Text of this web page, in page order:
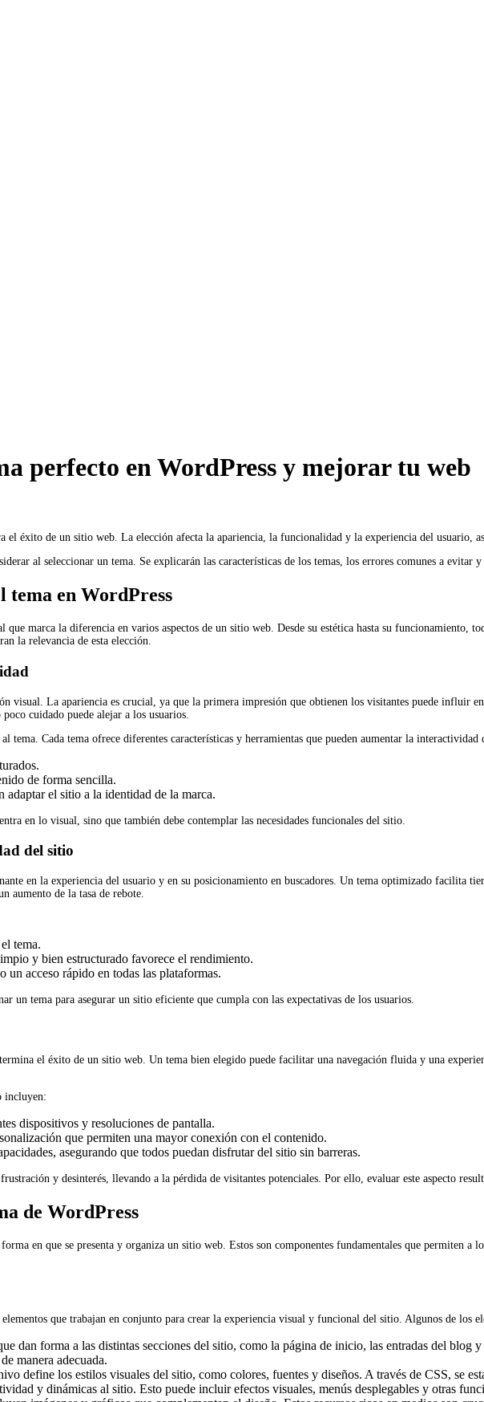
perfecto en WordPress y mejorar tu web
el éxito de un sitio web. La elección afecta la apariencia, la funcionalidad y la experiencia del usuario,
al seleccionar un tema. Se explicarán las características de los temas, los errores comunes a
tema en WordPress
que marca la diferencia en varios aspectos de un sitio web. Desde su estética hasta su funcionamiento,
la relevancia de esta elección.
visual. La apariencia es crucial, ya que la primera impresión que obtienen los visitantes puede influir
cuidado puede alejar a los usuarios.
tema. Cada tema ofrece diferentes características y herramientas que pueden aumentar la
de forma sencilla.
el sitio a la identidad de la marca.
en lo visual, sino que también debe contemplar las necesidades funcionales del sitio.
del sitio
en la experiencia del usuario y en su posicionamiento en buscadores. Un tema optimizado facilita
aumento de la tasa de rebote.
tema.
y bien estructurado favorece el rendimiento.
acceso rápido en todas las plataformas.
un tema para asegurar un sitio eficiente que cumpla con las expectativas de los usuarios.
el éxito de un sitio web. Un tema bien elegido puede facilitar una navegación fluida y una
incluyen:
dispositivos y resoluciones de pantalla.
que permiten una mayor conexión con el contenido.
asegurando que todos puedan disfrutar del sitio sin barreras.
y desinterés, llevando a la pérdida de visitantes potenciales. Por ello, evaluar este aspecto
de WordPress
en que se presenta y organiza un sitio web. Estos son componentes fundamentales que permiten
que trabajan en conjunto para crear la experiencia visual y funcional del sitio. Algunos de los
dan forma a las distintas secciones del sitio, como la página de inicio, las entradas del blog
manera adecuada.
define los estilos visuales del sitio, como colores, fuentes y diseños. A través de CSS, se
y dinámicas al sitio. Esto puede incluir efectos visuales, menús desplegables y otras